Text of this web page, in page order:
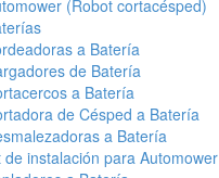
(Robot cortacésped)
a Batería
de Batería
a Batería
de Césped a Batería
a Batería
de instalación para Automower